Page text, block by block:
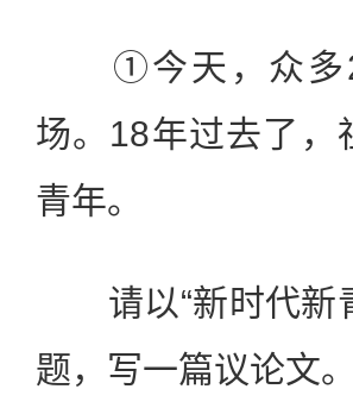
①今天，众多
场。18年过去了，
青年。
请以“新时代新
题，写一篇议论文。